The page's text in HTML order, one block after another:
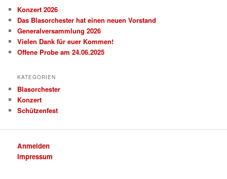
Konzert 2026
Das Blasorchester hat einen neuen Vorstand
Generalversammlung 2026
Vielen Dank für euer Kommen!
Offene Probe am 24.06.2025
KATEGORIEN
Blasorchester
Konzert
Schützenfest
Anmelden
Impressum